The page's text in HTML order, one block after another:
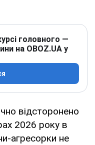
головного —
на OBOZ.UA у
відсторонено
2026 року в
агресорки не